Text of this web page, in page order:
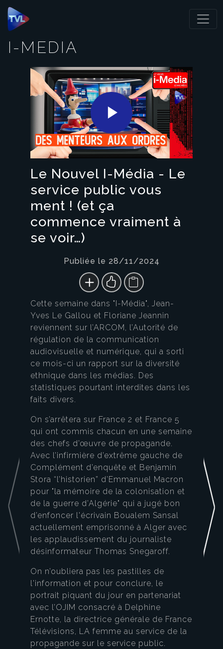
Panneau de gestion des cookies
I-MEDIA
Play
Video
Le Nouvel I-Média - Le
service public vous
ment ! (et ça
commence vraiment à
se voir…)
Publiée le 28/11/2024
Cette semaine dans "I-Média", Jean-
Yves Le Gallou et Floriane Jeannin
reviennent sur l’ARCOM, l’Autorité de
régulation de la communication
audiovisuelle et numérique, qui a sorti
ce mois-ci un rapport sur la diversité
ethnique dans les médias. Des
statistiques pourtant interdites dans les
faits divers.
On s’arrêtera sur France 2 et France 5
qui ont commis chacun en une semaine
des chefs d’œuvre de propagande.
Avec l’infirmière d’extrême gauche de
Complément d’enquête et Benjamin
Stora “l’historien” d’Emmanuel Macron
pour "la mémoire de la colonisation et
de la guerre d’Algérie" qui a jugé bon
d’enfoncer l'écrivain Boualem Sansal
actuellement emprisonné à Alger avec
les applaudissement du journaliste
désinformateur Thomas Snegaroff.
On n’oubliera pas les pastilles de
l'information et pour conclure, le
portrait piquant du jour en partenariat
avec l’OJIM consacré à Delphine
Ernotte, la directrice générale de France
Télévisions, LA femme au service de la
propagande sur le service public.